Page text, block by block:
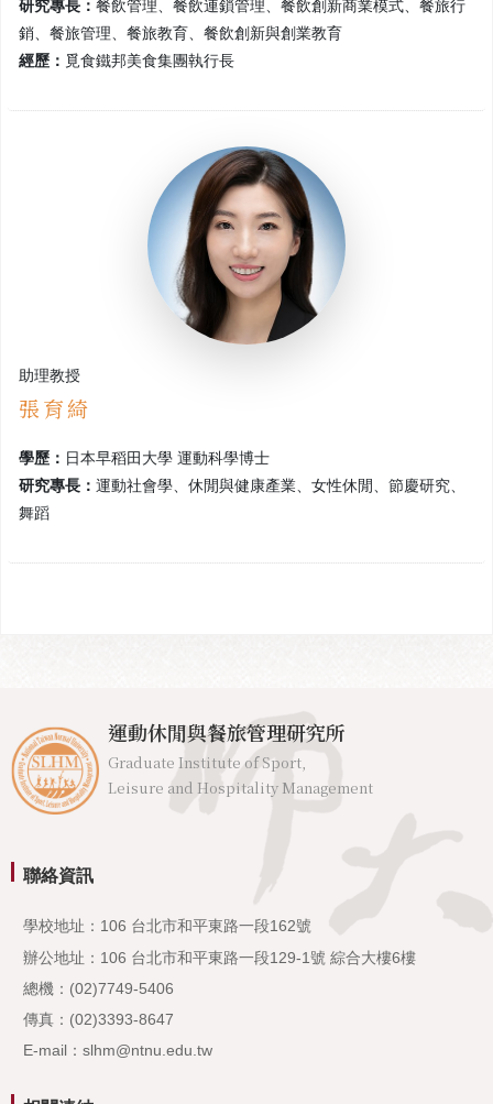
研究專長： 餐飲管理、餐飲連鎖管理、餐飲創新商業模式、餐旅行
銷、餐旅管理、餐旅教育、餐飲創新與創業教育
經歷： 覓食鐵邦美食集團執行長
助理教授
張育綺
學歷： 日本早稻田大學 運動科學博士
研究專長： 運動社會學、休閒與健康產業、女性休閒、節慶研究、
舞蹈
運動休閒與餐旅管理研究所
Graduate Institute of Sport,
Leisure and Hospitality Management
聯絡資訊
學校地址：106 台北市和平東路一段162號
辦公地址：106 台北市和平東路一段129-1號 綜合大樓6樓
總機：(02)7749-5406
傳真：(02)3393-8647
E-mail：slhm@ntnu.edu.tw